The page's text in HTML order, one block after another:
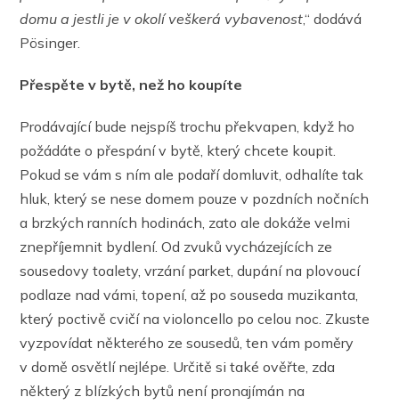
domu a jestli je v okolí veškerá vybavenost,“ dodává
Pösinger.
Přespěte v bytě, než ho koupíte
Prodávající bude nejspíš trochu překvapen, když ho
požádáte o přespání v bytě, který chcete koupit.
Pokud se vám s ním ale podaří domluvit, odhalíte tak
hluk, který se nese domem pouze v pozdních nočních
a brzkých ranních hodinách, zato ale dokáže velmi
znepříjemnit bydlení. Od zvuků vycházejících ze
sousedovy toalety, vrzání parket, dupání na plovoucí
podlaze nad vámi, topení, až po souseda muzikanta,
který poctivě cvičí na violoncello po celou noc. Zkuste
vyzpovídat některého ze sousedů, ten vám poměry
v domě osvětlí nejlépe. Určitě si také ověřte, zda
některý z blízkých bytů není pronajímán na